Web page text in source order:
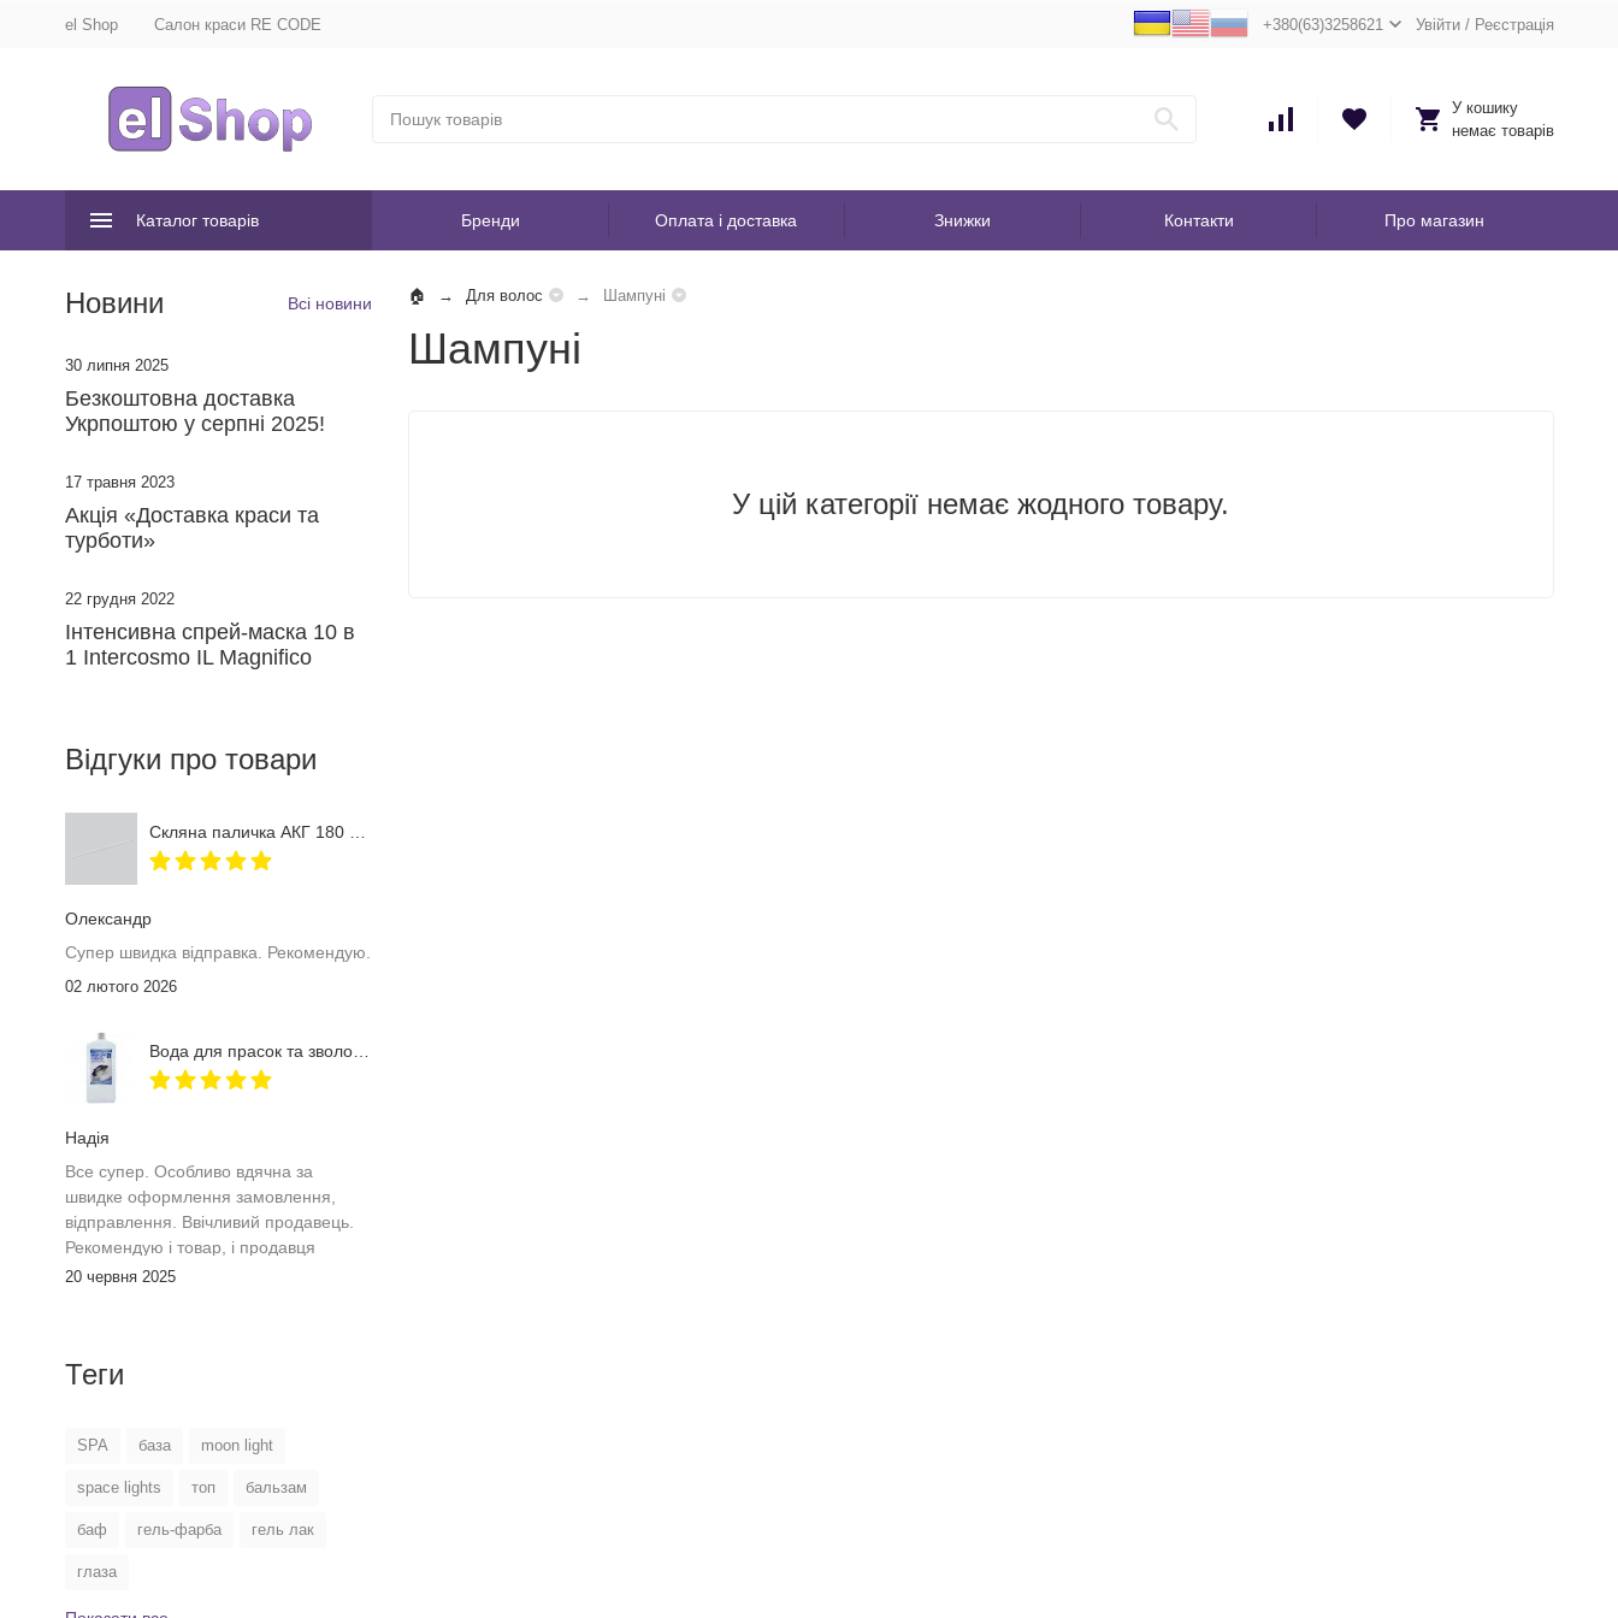
el Shop Салон краси RE CODE +380(63)3258621 Увійти/ Реєстрація
У кошику
немає товарів
Каталог товарів Бренди Оплата і доставка Знижки Контакти Про магазин
Для волос Шампуні
Шампуні
У цій категорії немає жодного товару.
Новини Всі новини
30 липня 2025
​Безкоштовна доставка
Укрпоштою у серпні 2025!
17 травня 2023
Акція «Доставка краси та
турботи»
22 грудня 2022
Інтенсивна спрей-маска 10 в
1 Intercosmo IL Magnifico
Відгуки про товари
Олександр
Супер швидка відправка. Рекомендую.
02 лютого 2026
Вода для прасок та зволожувачів повітря Furman 1 л
Надія
Все супер. Особливо вдячна за
швидке оформлення замовлення,
відправлення. Ввічливий продавець.
Рекомендую і товар, і продавця
20 червня 2025
Теги
SPA база moon light
space lights топ бальзам
баф гель-фарба гель лак
глаза